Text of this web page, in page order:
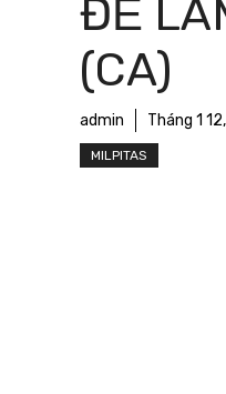
ĐỂ
(CA)
admin Tháng 1
MILPITAS